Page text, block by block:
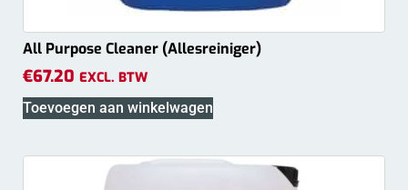
All Purpose Cleaner (Allesreiniger)
€67.20 EXCL. BTW
Toevoegen aan winkelwagen